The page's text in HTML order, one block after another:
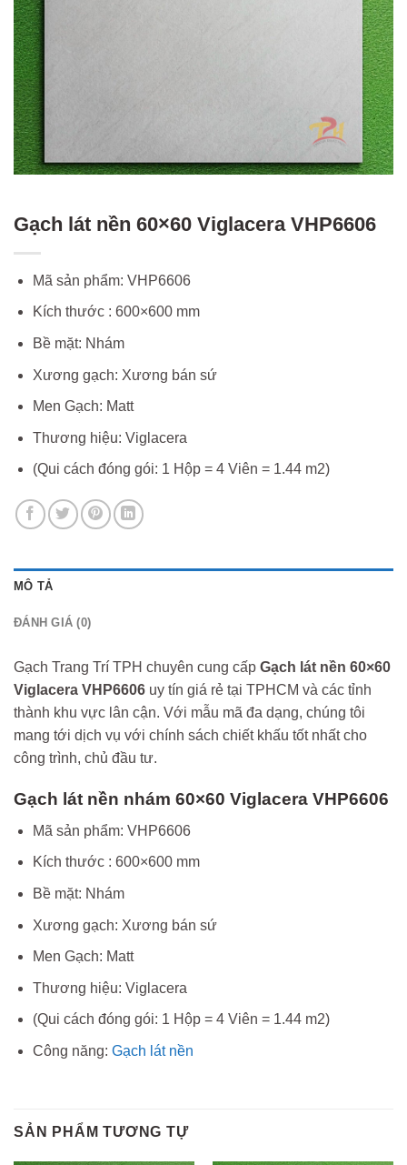
Gạch lát nền 60×60 Viglacera VHP6606
Mã sản phẩm: VHP6606
Kích thước : 600×600 mm
Bề mặt: Nhám
Xương gạch: Xương bán sứ
Men Gạch: Matt
Thương hiệu: Viglacera
(Qui cách đóng gói: 1 Hộp = 4 Viên = 1.44 m2)
MÔ TẢ
ĐÁNH GIÁ (0)
Gạch Trang Trí TPH chuyên cung cấp Gạch lát nền 60×60
Viglacera VHP6606 uy tín giá rẻ tại TPHCM và các tỉnh
thành khu vực lân cận. Với mẫu mã đa dạng, chúng tôi
mang tới dịch vụ với chính sách chiết khấu tốt nhất cho
công trình, chủ đầu tư.
Gạch lát nền nhám 60×60 Viglacera VHP6606
Mã sản phẩm: VHP6606
Kích thước : 600×600 mm
Bề mặt: Nhám
Xương gạch: Xương bán sứ
Men Gạch: Matt
Thương hiệu: Viglacera
(Qui cách đóng gói: 1 Hộp = 4 Viên = 1.44 m2)
Công năng: Gạch lát nền
SẢN PHẨM TƯƠNG TỰ